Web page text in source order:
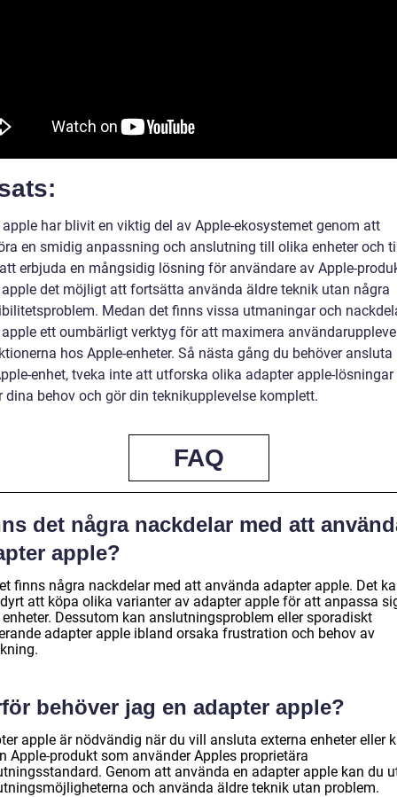
har blivit en viktig del av Apple-ekosystemet genom att
en smidig anpassning och anslutning till olika enheter och
erbjuda en mångsidig lösning för användare av Apple-
det möjligt att fortsätta använda äldre teknik utan några
Medan det finns vissa utmaningar och
ett oumbärligt verktyg för att maximera
hos Apple-enheter. Så nästa gång du behöver ansluta
enhet, tveka inte att utforska olika adapter apple-
dina behov och gör din teknikupplevelse komplett.
FAQ
det några nackdelar med att
apple?
finns några nackdelar med att använda adapter apple. Det
att köpa olika varianter av adapter apple för att anpassa
Dessutom kan anslutningsproblem eller sporadiskt
adapter apple ibland orsaka frustration och behov av
behöver jag en adapter apple?
apple är nödvändig när du vill ansluta externa enheter eller
Apple-produkt som använder Apples proprietära
Genom att använda en adapter apple kan du
och använda äldre teknik utan problem.